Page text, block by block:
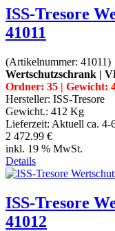
ISS-Tresore
41011
(Artikelnummer: 41011)
Wertschutzschrank |
Ordner: 35 | Gewicht:
Hersteller: ISS-Tresore
Gewicht.: 412 Kg
Lieferzeit: Aktuell ca. 4-
2 472.99 €
inkl. 19 % MwSt.
Details
ISS-Tresore
41012